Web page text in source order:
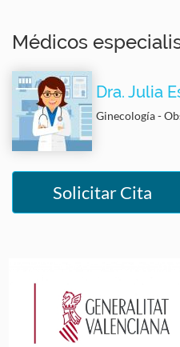
Médicos
Dra. Julia
Ginecología -
Solicitar Cita